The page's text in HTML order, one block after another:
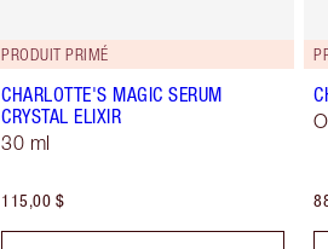
PRODUIT PRIMÉ
CHARLOTTE'S MAGIC SERUM
CRYSTAL ELIXIR
30 ml
115,00 $